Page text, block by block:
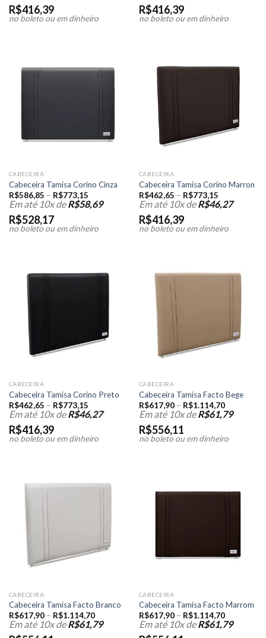
R$416,39
no boleto ou em dinheiro
R$416,39
no boleto ou em dinheiro
CABECEIRA
Cabeceira Tamisa Corino Cinza
R$586,85 – R$773,15
Em até 10x deR$58,69
R$528,17
no boleto ou em dinheiro
CABECEIRA
Cabeceira Tamisa Corino Marron
R$462,65 – R$773,15
Em até 10x deR$46,27
R$416,39
no boleto ou em dinheiro
CABECEIRA
Cabeceira Tamisa Corino Preto
R$462,65 – R$773,15
Em até 10x deR$46,27
R$416,39
no boleto ou em dinheiro
CABECEIRA
Cabeceira Tamisa Facto Bege
R$617,90– R$1.114,70
Em até 10x deR$61,79
R$556,11
no boleto ou em dinheiro
CABECEIRA
Cabeceira Tamisa Facto Branco
R$617,90– R$1.114,70
Em até 10x deR$61,79
CABECEIRA
Cabeceira Tamisa Facto Marrom
R$617,90– R$1.114,70
Em até 10x deR$61,79